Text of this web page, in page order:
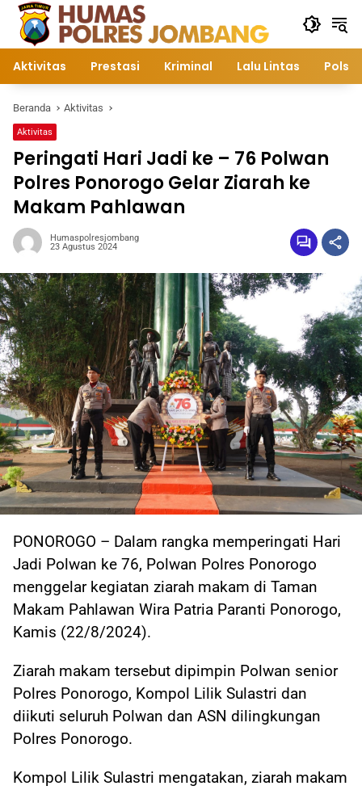
Langsung
konten
Aktivitas Prestasi Kriminal Lalu Lintas
Beranda Aktivitas
Aktivitas
Peringati Hari Jadi ke – 76 Polwan
Polres Ponorogo Gelar Ziarah ke
Makam Pahlawan
Humaspolresjombang
23 Agustus 2024
PONOROGO – Dalam rangka memperingati Hari
Jadi Polwan ke 76, Polwan Polres Ponorogo
menggelar kegiatan ziarah makam di Taman
Makam Pahlawan Wira Patria Paranti Ponorogo,
Kamis (22/8/2024).
Ziarah makam tersebut dipimpin Polwan senior
Polres Ponorogo, Kompol Lilik Sulastri dan
diikuti seluruh Polwan dan ASN dilingkungan
Polres Ponorogo.
Kompol Lilik Sulastri mengatakan, ziarah makam